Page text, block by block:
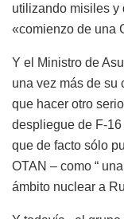
utilizando misiles y
«comienzo de una
Y el Ministro de
una vez más de su
que hacer otro
despliegue de F-
que de facto sólo
OTAN – como “
ámbito nuclear a